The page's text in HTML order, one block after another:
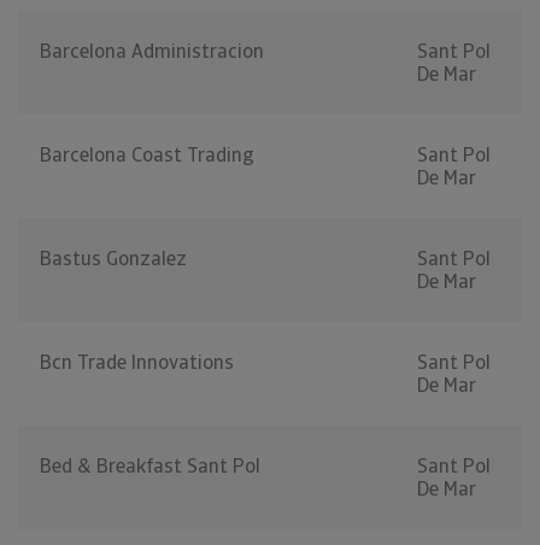
Barcelona Administracion
Sant Pol
De Mar
Barcelona Coast Trading
Sant Pol
De Mar
Bastus Gonzalez
Sant Pol
De Mar
Bcn Trade Innovations
Sant Pol
De Mar
Bed & Breakfast Sant Pol
Sant Pol
De Mar